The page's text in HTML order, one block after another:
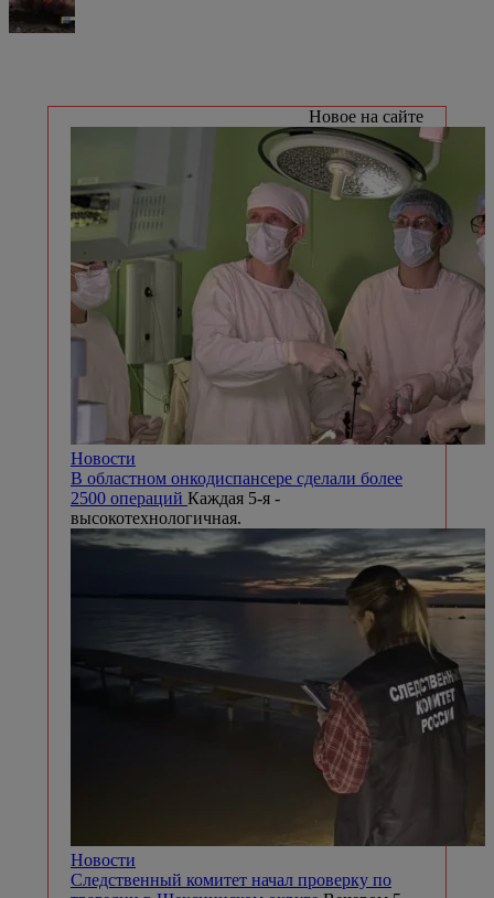
Новое на сайте
Новости
В областном онкодиспансере сделали более
2500 операций Каждая 5-я -
высокотехнологичная.
Новости
Следственный комитет начал проверку по